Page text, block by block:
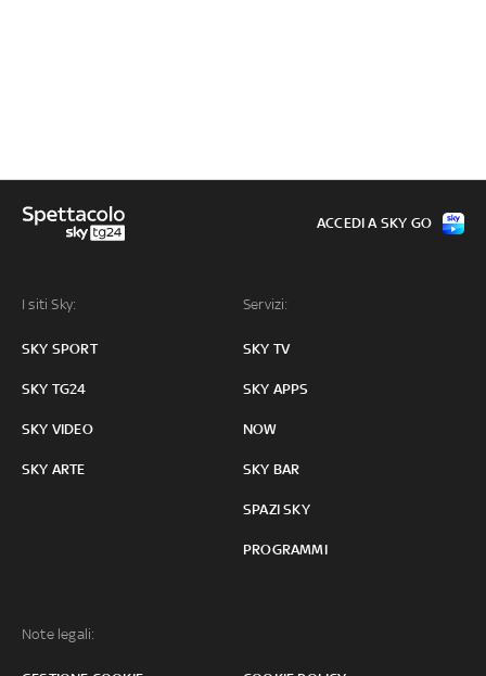
I siti Sky:
SKY SPORT
SKY TG24
SKY VIDEO
SKY ARTE
Servizi:
SKY TV
SKY APPS
NOW
SKY BAR
SPAZI SKY
PROGRAMMI
Note legali:
ACCEDI A SKY GO